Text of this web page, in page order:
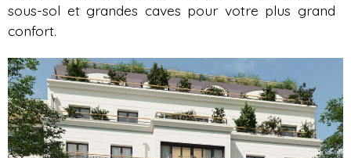
sous-sol et grandes caves pour votre plus grand
confort.